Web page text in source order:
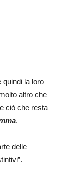
quindi la loro
altro che
ciò che resta
.
delle